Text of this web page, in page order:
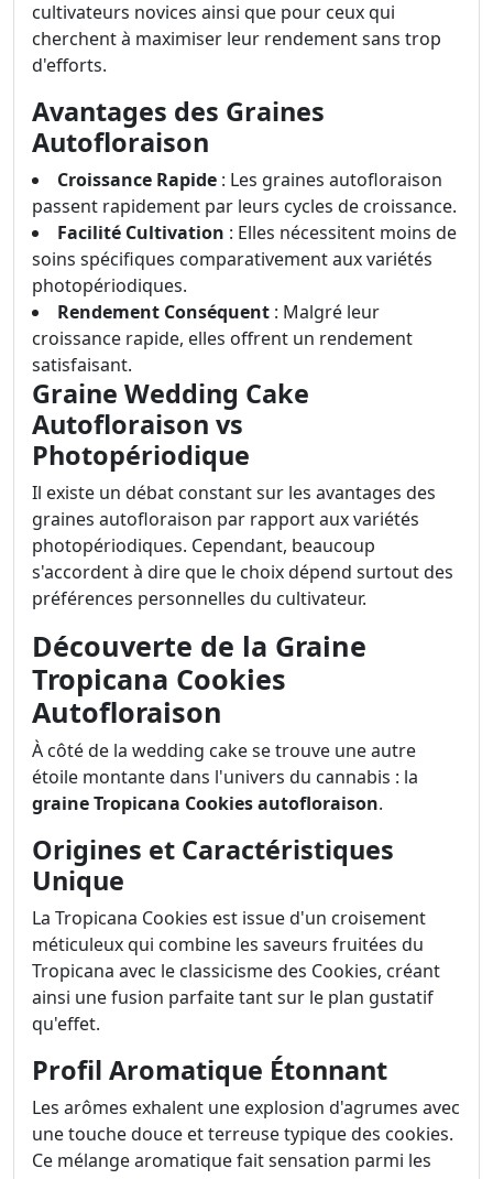
cultivateurs novices ainsi que pour ceux qui
cherchent à maximiser leur rendement sans trop
d'efforts.
Avantages des Graines
Autofloraison
Croissance Rapide : Les graines autofloraison
passent rapidement par leurs cycles de croissance.
Facilité Cultivation : Elles nécessitent moins de
soins spécifiques comparativement aux variétés
photopériodiques.
Rendement Conséquent : Malgré leur
croissance rapide, elles offrent un rendement
satisfaisant.
Graine Wedding Cake
Autofloraison vs
Photopériodique
Il existe un débat constant sur les avantages des
graines autofloraison par rapport aux variétés
photopériodiques. Cependant, beaucoup
s'accordent à dire que le choix dépend surtout des
préférences personnelles du cultivateur.
Découverte de la Graine
Tropicana Cookies
Autofloraison
À côté de la wedding cake se trouve une autre
étoile montante dans l'univers du cannabis : la
graine Tropicana Cookies autofloraison.
Origines et Caractéristiques
Unique
La Tropicana Cookies est issue d'un croisement
méticuleux qui combine les saveurs fruitées du
Tropicana avec le classicisme des Cookies, créant
ainsi une fusion parfaite tant sur le plan gustatif
qu'effet.
Profil Aromatique Étonnant
Les arômes exhalent une explosion d'agrumes avec
une touche douce et terreuse typique des cookies.
Ce mélange aromatique fait sensation parmi les